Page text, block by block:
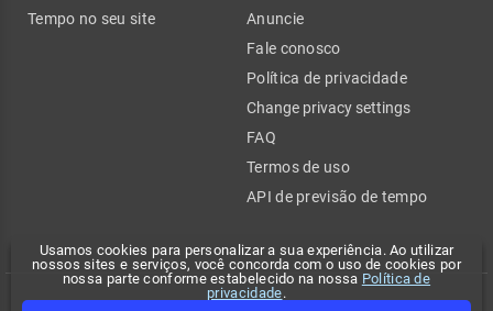
Usamos cookies para personalizar a sua experiência. Ao utilizar
nossos sites e serviços, você concorda com o uso de cookies por
nossa parte conforme estabelecido na nossa Política de
privacidade.
Tempo no seu site
Anuncie
Fale conosco
Política de privacidade
Change privacy settings
FAQ
Termos de uso
API de previsão de tempo